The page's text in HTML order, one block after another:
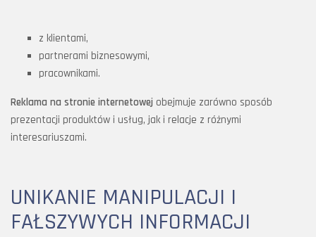
z klientami,
partnerami biznesowymi,
pracownikami.
Reklama na stronie internetowej obejmuje zarówno sposób
prezentacji produktów i usług, jak i relacje z różnymi
interesariuszami.
UNIKANIE MANIPULACJI I
FAŁSZYWYCH INFORMACJI